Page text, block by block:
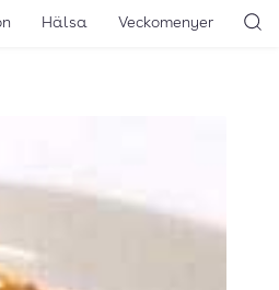
Hälsa Veckomenyer